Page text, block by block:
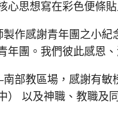
心思想寫在彩色便條
作感謝青年團之小紀
年團。我們彼此感恩
部教區場，感謝有敏
） 以及神職、教職及